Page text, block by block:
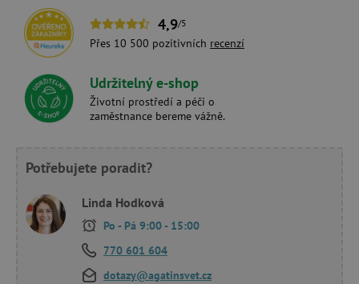
4,9/5
Přes 10 500 pozitivních recenzí
Udržitelný e-shop
Životní prostředí a péči o
zaměstnance bereme vážně.
Potřebujete poradit?
Linda Hodková
Po - Pá 9:00 - 15:00
770 601 604
dotazy@agatinsvet.cz